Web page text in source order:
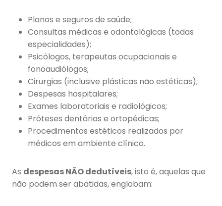
Planos e seguros de saúde;
Consultas médicas e odontológicas (todas
especialidades);
Psicólogos, terapeutas ocupacionais e
fonoaudiólogos;
Cirurgias (inclusive plásticas não estéticas);
Despesas hospitalares;
Exames laboratoriais e radiológicos;
Próteses dentárias e ortopédicas;
Procedimentos estéticos realizados por
médicos em ambiente clínico.
As despesas NÃO dedutíveis, isto é, aquelas que
não podem ser abatidas, englobam: